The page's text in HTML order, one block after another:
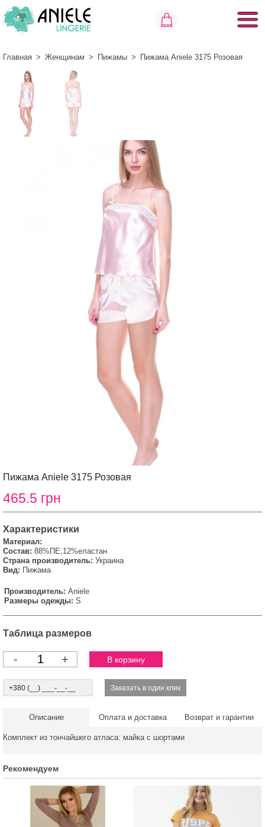
Главная > Женщинам > Пижамы > Пижама Aniele 3175 Розовая
Пижама Aniele 3175 Розовая
465.5 грн
Характеристики
Материал:
Состав: 88%ПЕ,12%еластан
Страна производитель: Украина
Вид: Пижама
Производитель: Aniele
Размеры одежды: S
Таблица размеров
- +
Описание Оплата и доставка Возврат и гарантии
Комплект из тончайшего атласа: майка с шортами
Рекомендуем